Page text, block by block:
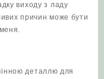
виходу з ладу
причин може бути
деталлю для